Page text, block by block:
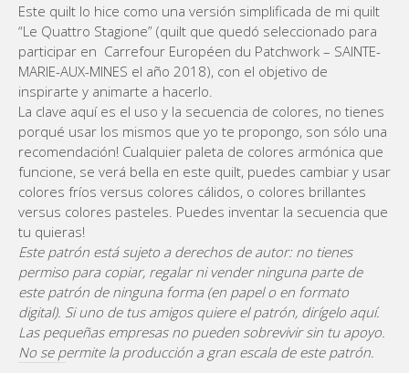
Este quilt lo hice como una versión simplificada de mi quilt
“Le Quattro Stagione” (quilt que quedó seleccionado para
participar en Carrefour Européen du Patchwork – SAINTE-
MARIE-AUX-MINES el año 2018), con el objetivo de
inspirarte y animarte a hacerlo.
La clave aquí es el uso y la secuencia de colores, no tienes
porqué usar los mismos que yo te propongo, son sólo una
recomendación! Cualquier paleta de colores armónica que
funcione, se verá bella en este quilt, puedes cambiar y usar
colores fríos versus colores cálidos, o colores brillantes
versus colores pasteles. Puedes inventar la secuencia que
tu quieras!
Este patrón está sujeto a derechos de autor: no tienes
permiso para copiar, regalar ni vender ninguna parte de
este patrón de ninguna forma (en papel o en formato
digital). Si uno de tus amigos quiere el patrón, dirígelo aquí.
Las pequeñas empresas no pueden sobrevivir sin tu apoyo.
No se permite la producción a gran escala de este patrón.